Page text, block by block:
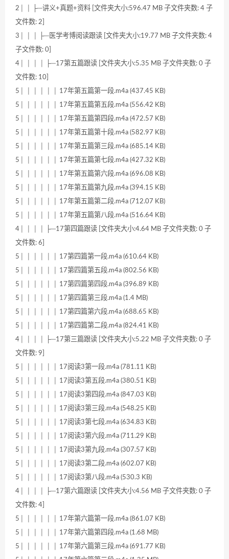
2│ │ ├─讲义+真题+资料 [文件夹大小:596.47 MB 子文件夹数: 4 子
文件数: 2]
3│ │ │ ├─医学考博阅读跟读 [文件夹大小:19.77 MB 子文件夹数: 4
子文件数: 0]
4│ │ │ │ ├─17第五篇跟读 [文件夹大小:5.35 MB 子文件夹数: 0 子
文件数: 10]
5│ │ │ │ │ │ 17年第五篇第一段.m4a (437.45 KB)
5│ │ │ │ │ │ 17年第五篇第五段.m4a (556.42 KB)
5│ │ │ │ │ │ 17年第五篇第四段.m4a (472.57 KB)
5│ │ │ │ │ │ 17年第五篇第十段.m4a (582.97 KB)
5│ │ │ │ │ │ 17年第五篇第三段.m4a (685.14 KB)
5│ │ │ │ │ │ 17年第五篇第七段.m4a (427.32 KB)
5│ │ │ │ │ │ 17年第五篇第六段.m4a (696.08 KB)
5│ │ │ │ │ │ 17年第五篇第九段.m4a (394.15 KB)
5│ │ │ │ │ │ 17年第五篇第二段.m4a (712.07 KB)
5│ │ │ │ │ │ 17年第五篇第八段.m4a (516.64 KB)
4│ │ │ │ ├─17第四篇跟读 [文件夹大小:4.64 MB 子文件夹数: 0 子
文件数: 6]
5│ │ │ │ │ │ 17第四篇第一段.m4a (610.64 KB)
5│ │ │ │ │ │ 17第四篇第五段.m4a (802.56 KB)
5│ │ │ │ │ │ 17第四篇第四段.m4a (396.89 KB)
5│ │ │ │ │ │ 17第四篇第三段.m4a (1.4 MB)
5│ │ │ │ │ │ 17第四篇第六段.m4a (688.65 KB)
5│ │ │ │ │ │ 17第四篇第二段.m4a (824.41 KB)
4│ │ │ │ ├─17第三篇跟读 [文件夹大小:5.22 MB 子文件夹数: 0 子
文件数: 9]
5│ │ │ │ │ │ 17阅读3第一段.m4a (781.11 KB)
5│ │ │ │ │ │ 17阅读3第五段.m4a (380.51 KB)
5│ │ │ │ │ │ 17阅读3第四段.m4a (847.03 KB)
5│ │ │ │ │ │ 17阅读3第三段.m4a (548.25 KB)
5│ │ │ │ │ │ 17阅读3第七段.m4a (634.83 KB)
5│ │ │ │ │ │ 17阅读3第六段.m4a (711.29 KB)
5│ │ │ │ │ │ 17阅读3第九段.m4a (307.57 KB)
5│ │ │ │ │ │ 17阅读3第二段.m4a (602.07 KB)
5│ │ │ │ │ │ 17阅读3第八段.m4a (530.3 KB)
4│ │ │ │ ├─17第六篇跟读 [文件夹大小:4.56 MB 子文件夹数: 0 子
文件数: 4]
5│ │ │ │ │ │ 17年第六篇第一段.m4a (861.07 KB)
5│ │ │ │ │ │ 17年第六篇第四段.m4a (1.68 MB)
5│ │ │ │ │ │ 17年第六篇第三段.m4a (691.77 KB)